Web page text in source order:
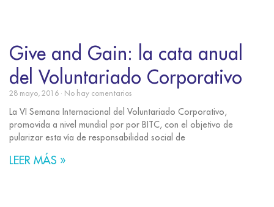
Give and Gain: la cata anual
del Voluntariado Corporativo
28 mayo, 2016 No hay comentarios
La VI Semana Internacional del Voluntariado Corporativo,
promovida a nivel mundial por por BITC, con el objetivo de
pularizar esta vía de responsabilidad social de
LEER MÁS »